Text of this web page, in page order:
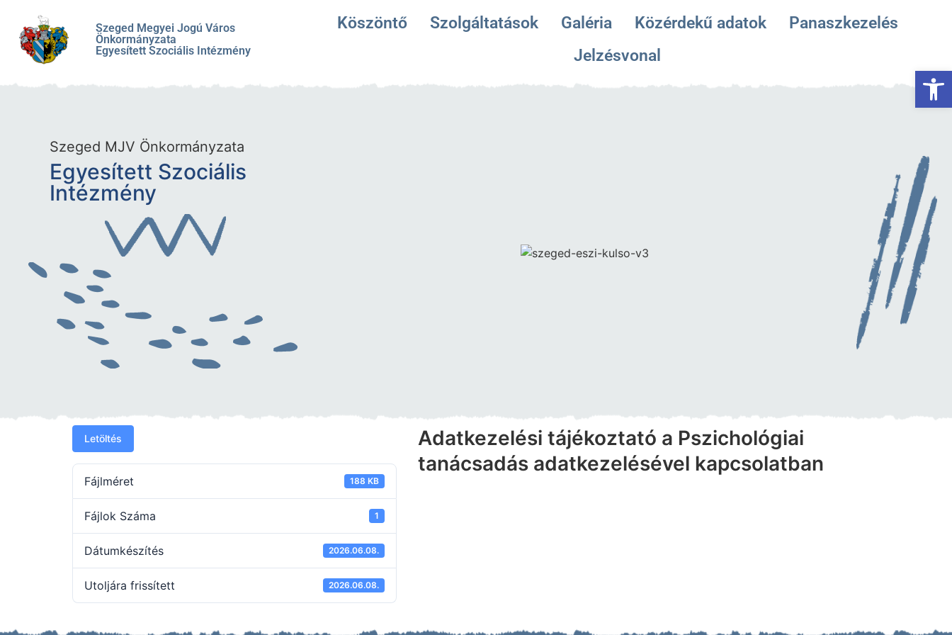
Szeged Megyei Jogú Város
Önkormányzata
Egyesített Szociális Intézmény
Köszöntő Szolgáltatások Galéria Közérdekű adatok
Panaszkezelés
Jelzésvonal
Szeged MJV Önkormányzata
Egyesített Szociális
Intézmény
Letöltés
Fájlméret 188 KB
Fájlok Száma 1
Dátumkészítés 2026.06.08.
Utoljára frissített 2026.06.08.
Adatkezelési tájékoztató a Pszichológiai
tanácsadás adatkezelésével kapcsolatban